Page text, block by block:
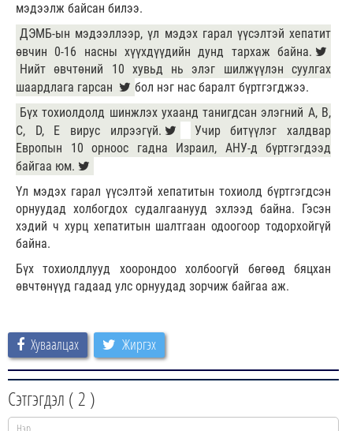
мэдээлж байсан билээ.
ДЭМБ-ын мэдээллээр, үл мэдэх гарал үүсэлтэй хепатит
өвчин 0-16 насны хүүхдүүдийн дунд тархаж байна.
Нийт өвчтөний 10 хувьд нь элэг шилжүүлэн суулгах
шаардлага гарсан
бол нэг нас баралт бүртгэгджээ.
Бүх тохиолдолд шинжлэх ухаанд танигдсан элэгний A, B,
C, D, E вирус илрээгүй.
Учир битүүлэг халдвар
Европын 10 орноос гадна Израил, АНУ-д бүртгэгдээд
байгаа юм.
Үл мэдэх гарал үүсэлтэй хепатитын тохиолд бүртгэгдсэн
орнуудад холбогдох судалгаанууд эхлээд байна. Гэсэн
хэдий ч хурц хепатитын шалтгаан одоогоор тодорхойгүй
байна.
Бүх тохиолдлууд хоорондоо холбоогүй бөгөөд бяцхан
өвчтөнүүд гадаад улс орнуудад зорчиж байгаа аж.
Хуваалцах Жиргэх
Сэтгэгдэл (2 )